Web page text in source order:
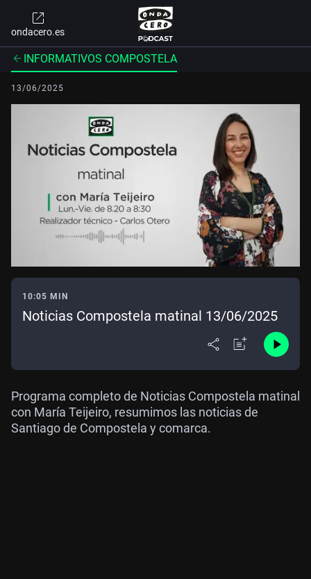
ondacero.es
INFORMATIVOS COMPOSTELA
13/06/2025
10:05 MIN
Noticias Compostela matinal 13/06/2025
Programa completo de Noticias Compostela matinal
con María Teijeiro, resumimos las noticias de
Santiago de Compostela y comarca.